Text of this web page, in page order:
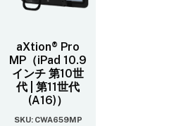
aXtion® Pro
MP（iPad 10.9
インチ 第10世
代 | 第11世代
(A16)）
SKU: CWA659MP